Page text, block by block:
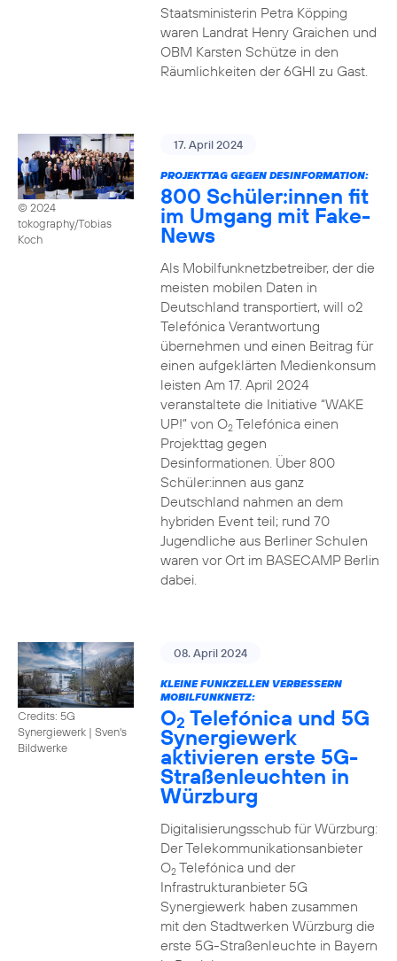
Staatsministerin Petra Köpping
waren Landrat Henry Graichen und
OBM Karsten Schütze in den
Räumlichkeiten der 6GHI zu Gast.
© 2024
tokography/Tobias
Koch
17. April 2024
PROJEKTTAG GEGEN DESINFORMATION:
800 Schüler:innen fit
im Umgang mit Fake-
News
Als Mobilfunknetzbetreiber, der die
meisten mobilen Daten in
Deutschland transportiert, will o2
Telefónica Verantwortung
übernehmen und einen Beitrag für
einen aufgeklärten Medienkonsum
leisten Am 17. April 2024
veranstaltete die Initiative “WAKE
UP!” von O2Telefónica einen
Projekttag gegen
Desinformationen. Über 800
Schüler:innen aus ganz
Deutschland nahmen an dem
hybriden Event teil; rund 70
Jugendliche aus Berliner Schulen
waren vor Ort im BASECAMP Berlin
dabei.
Credits: 5G
Synergiewerk | Sven's
Bildwerke
08. April 2024
KLEINE FUNKZELLEN VERBESSERN
MOBILFUNKNETZ:
O2 Telefónica und 5G
Synergiewerk
aktivieren erste 5G-
Straßenleuchten in
Würzburg
Digitalisierungsschub für Würzburg:
Der Telekommunikationsanbieter
O2Telefónica und der
Infrastrukturanbieter 5G
Synergiewerk haben zusammen
mit den Stadtwerken Würzburg die
erste 5G-Straßenleuchte in Bayern